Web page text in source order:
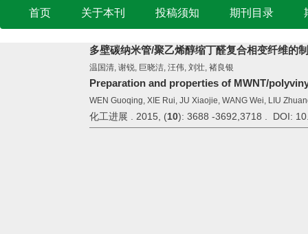
首页 关于本刊 投稿须知 期刊目录
多壁碳纳米管/聚乙烯醇缩丁醛复合相变纤维的
温国清, 谢锐, 巨晓洁, 汪伟, 刘壮, 褚良银
Preparation and properties of MWNT/
WEN Guoqing, XIE Rui, JU Xiaojie, WANG Wei, LIU
化工进展 . 2015, (10): 3688 -3692,3718 . DOI: